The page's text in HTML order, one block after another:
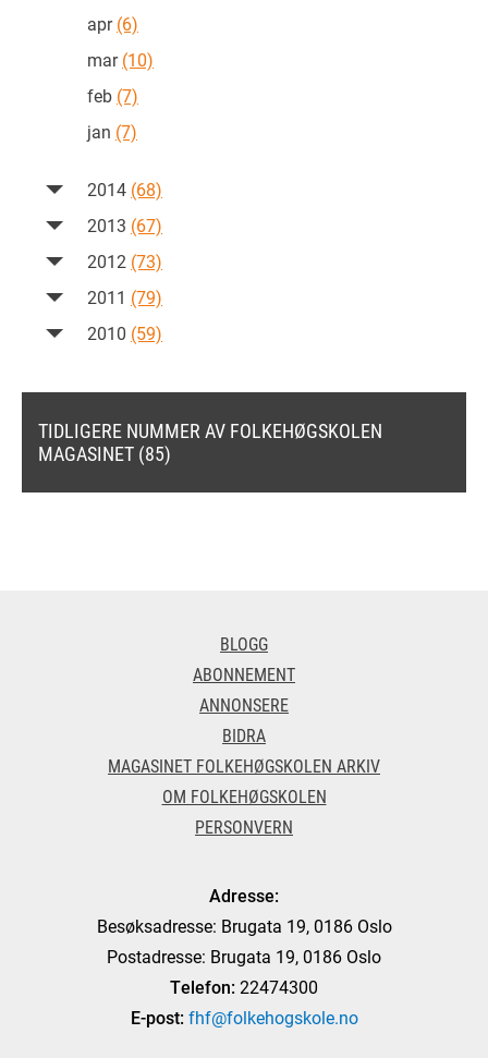
apr(6)
mar(10)
feb (7)
jan (7)
2014 (68)
2013 (67)
2012 (73)
2011 (79)
2010 (59)
TIDLIGERE NUMMER AV FOLKEHØGSKOLEN
MAGASINET (85)
BLOGG
ABONNEMENT
ANNONSERE
BIDRA
MAGASINET FOLKEHØGSKOLEN ARKIV
OM FOLKEHØGSKOLEN
PERSONVERN
Adresse:
Besøksadresse: Brugata 19, 0186 Oslo
Postadresse: Brugata 19, 0186 Oslo
Telefon: 22474300
E-post: fhf@folkehogskole.no